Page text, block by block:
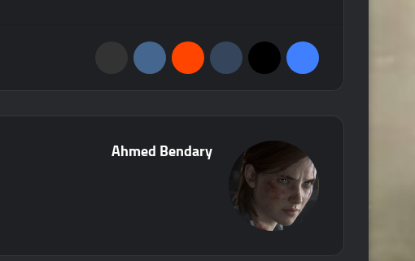
Ahmed Bendary